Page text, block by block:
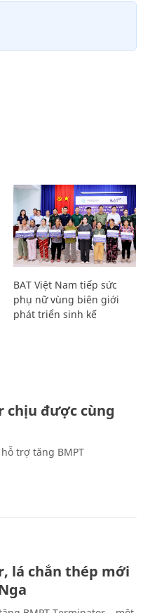
BAT Việt Nam tiếp sức
phụ nữ vùng biên giới
phát triển sinh kế
chịu được cùng
trợ tăng BMPT
lá chắn thép mới